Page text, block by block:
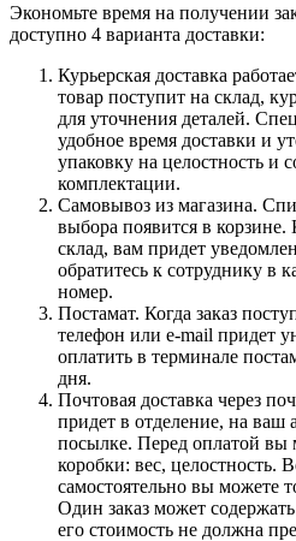
Экономьте время на получении
доступно 4 варианта доставки:
Курьерская доставка
товар поступит на склад,
для уточнения деталей.
удобное время доставки и
упаковку на целостность и
комплектации.
Самовывоз из магазина.
выбора появится в корзине.
склад, вам придет
обратитесь к сотруднику в
номер.
Постамат. Когда заказ
телефон или e-mail придет
оплатить в терминале
дня.
Почтовая доставка через
придет в отделение, на ваш
посылке. Перед оплатой вы
коробки: вес, целостность.
самостоятельно вы можете
Один заказ может
его стоимость не должна